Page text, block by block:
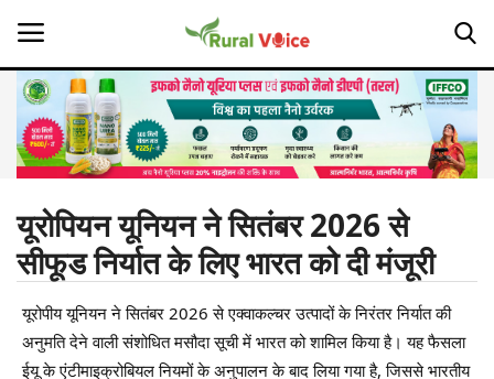
Home
Contact
About Us
Leadership Profiles
Opinion
यूरोपियन यूनियन ने सितंबर 2026 से
सीफूड निर्यात के लिए भारत को दी मंजूरी
यूरोपीय यूनियन ने सितंबर 2026 से एक्वाकल्चर उत्पादों के निरंतर निर्यात की
अनुमति देने वाली संशोधित मसौदा सूची में भारत को शामिल किया है। यह फैसला
ईयू के एंटीमाइक्रोबियल नियमों के अनुपालन के बाद लिया गया है, जिससे भारतीय